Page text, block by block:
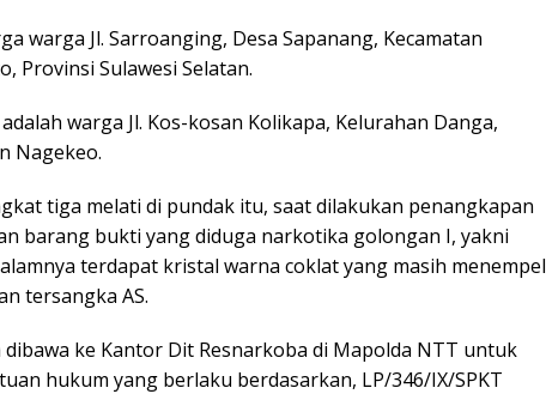
warga Jl. Sarroanging, Desa Sapanang, Kecamatan
Provinsi Sulawesi Selatan.
warga Jl. Kos-kosan Kolikapa, Kelurahan Danga,
Nagekeo.
tiga melati di pundak itu, saat dilakukan penangkapan
barang bukti yang diduga narkotika golongan I, yakni
terdapat kristal warna coklat yang masih menempel
tersangka AS.
ke Kantor Dit Resnarkoba di Mapolda NTT untuk
hukum yang berlaku berdasarkan, LP/346/IX/SPKT